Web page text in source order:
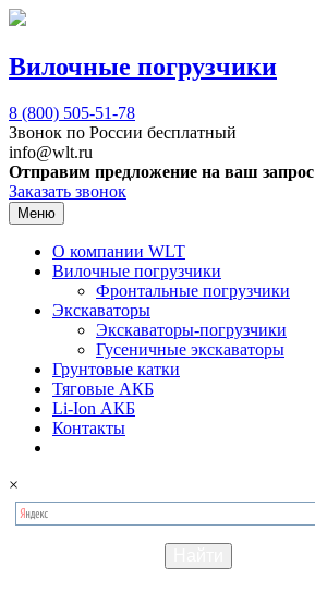
Вилочные погрузчики
8 (800) 505-51-78
Звонок по России бесплатный
info@wlt.ru
Отправим предложение на ваш запрос
Заказать звонок
Меню
О компании WLT
Вилочные погрузчики
Фронтальные погрузчики
Экскаваторы
Экскаваторы-погрузчики
Гусеничные экскаваторы
Грунтовые катки
Тяговые АКБ
Li-Ion АКБ
Контакты
×